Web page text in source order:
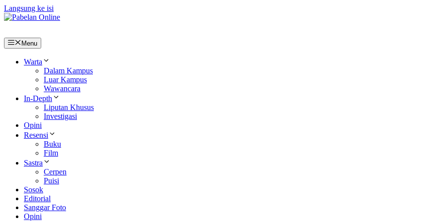
Langsung ke isi
Menu
Warta
Dalam Kampus
Luar Kampus
Wawancara
In-Depth
Liputan Khusus
Investigasi
Opini
Resensi
Buku
Film
Sastra
Cerpen
Puisi
Sosok
Editorial
Sanggar Foto
Opini